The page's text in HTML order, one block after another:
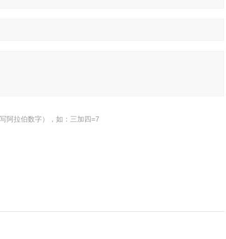
阿拉伯数字），如：三加四=7